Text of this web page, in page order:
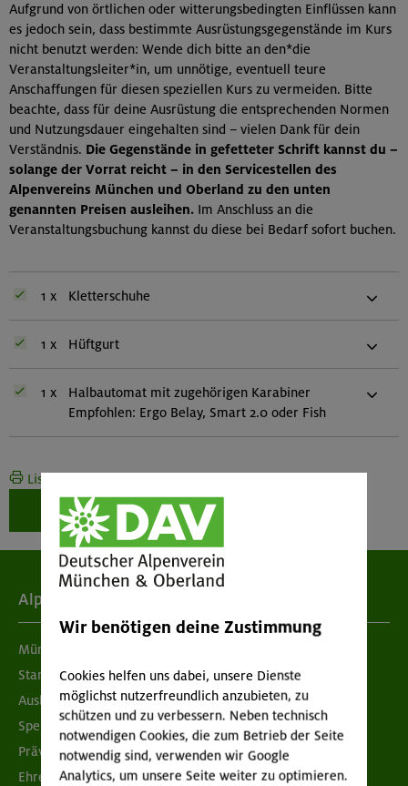
Aufgrund von örtlichen oder witterungsbedingten Einflüssen kann
es jedoch sein, dass bestimmte Ausrüstungsgegenstände im Kurs
nicht benutzt werden: Wende dich bitte an den*die
Veranstaltungsleiter*in, um unnötige, eventuell teure
Anschaffungen für diesen speziellen Kurs zu vermeiden. Bitte
beachte, dass für deine Ausrüstung die entsprechenden Normen
und Nutzungsdauer eingehalten sind – vielen Dank für dein
Verständnis. Die Gegenstände in gefetteter Schrift kannst du –
solange der Vorrat reicht – in den Servicestellen des
Alpenvereins München und Oberland zu den unten
genannten Preisen ausleihen. Im Anschluss an die
Veranstaltungsbuchung kannst du diese bei Bedarf sofort buchen.
1 x Kletterschuhe
1 x Hüftgurt
1 x
Halbautomat mit zugehörigen Karabiner
Empfohlen: Ergo Belay, Smart 2.0 oder Fish
Liste drucken
Weiter zur Buchung
Alpenverein
München & Oberland
Standorte
Ausbildung & Jobs
Spenden
Prävention sexualisierter Gewalt
Ehrenamtsbörse
Wir benötigen deine Zustimmung
Cookies helfen uns dabei, unsere Dienste
möglichst nutzerfreundlich anzubieten, zu
schützen und zu verbessern. Neben technisch
notwendigen Cookies, die zum Betrieb der Seite
notwendig sind, verwenden wir Google
Analytics, um unsere Seite weiter zu optimieren.